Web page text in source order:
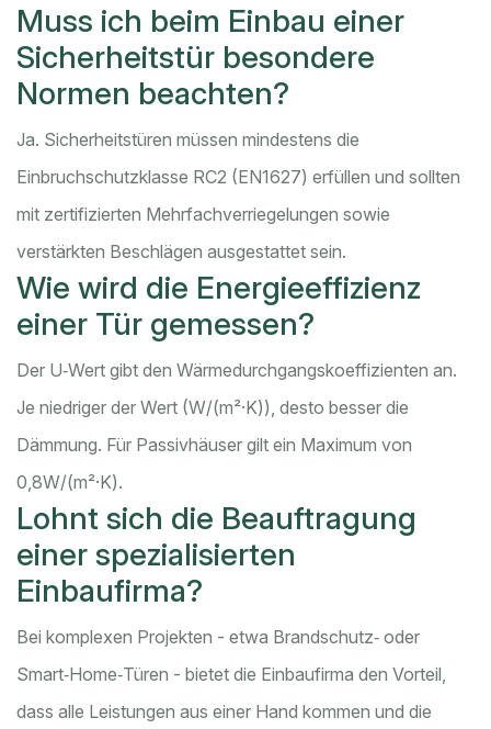
Muss ich beim Einbau einer
Sicherheitstür besondere
Normen beachten?
Ja. Sicherheitstüren müssen mindestens die
Einbruchschutzklasse RC2 (EN1627) erfüllen und sollten
mit zertifizierten Mehrfachverriegelungen sowie
verstärkten Beschlägen ausgestattet sein.
Wie wird die Energieeffizienz
einer Tür gemessen?
Der U‑Wert gibt den Wärmedurchgangskoeffizienten an.
Je niedriger der Wert (W/(m²·K)), desto besser die
Dämmung. Für Passivhäuser gilt ein Maximum von
0,8W/(m²·K).
Lohnt sich die Beauftragung
einer spezialisierten
Einbaufirma?
Bei komplexen Projekten - etwa Brandschutz‑ oder
Smart‑Home‑Türen - bietet die Einbaufirma den Vorteil,
dass alle Leistungen aus einer Hand kommen und die